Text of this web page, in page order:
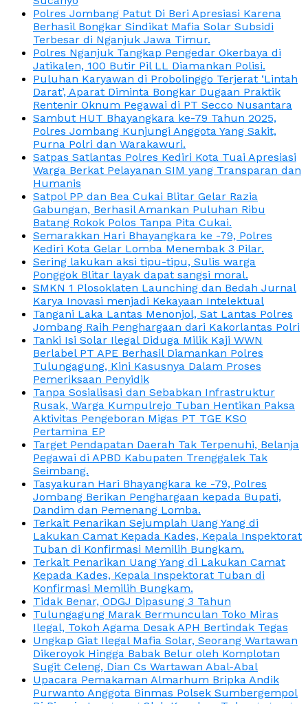
Polres Jombang Patut Di Beri Apresiasi Karena
Berhasil Bongkar Sindikat Mafia Solar Subsidi
Terbesar di Nganjuk Jawa Timur.
Polres Nganjuk Tangkap Pengedar Okerbaya di
Jatikalen, 100 Butir Pil LL Diamankan Polisi.
Puluhan Karyawan di Probolinggo Terjerat ‘Lintah
Darat’, Aparat Diminta Bongkar Dugaan Praktik
Rentenir Oknum Pegawai di PT Secco Nusantara
Sambut HUT Bhayangkara ke-79 Tahun 2025,
Polres Jombang Kunjungi Anggota Yang Sakit,
Purna Polri dan Warakawuri.
Satpas Satlantas Polres Kediri Kota Tuai Apresiasi
Warga Berkat Pelayanan SIM yang Transparan dan
Humanis
Satpol PP dan Bea Cukai Blitar Gelar Razia
Gabungan, Berhasil Amankan Puluhan Ribu
Batang Rokok Polos Tanpa Pita Cukai.
Semarakkan Hari Bhayangkara ke -79, Polres
Kediri Kota Gelar Lomba Menembak 3 Pilar.
Sering lakukan aksi tipu-tipu, Sulis warga
Ponggok Blitar layak dapat sangsi moral.
SMKN 1 Plosoklaten Launching dan Bedah Jurnal
Karya Inovasi menjadi Kekayaan Intelektual
Tangani Laka Lantas Menonjol, Sat Lantas Polres
Jombang Raih Penghargaan dari Kakorlantas Polri
Tanki Isi Solar Ilegal Diduga Milik Kaji WWN
Berlabel PT APE Berhasil Diamankan Polres
Tulungagung, Kini Kasusnya Dalam Proses
Pemeriksaan Penyidik
Tanpa Sosialisasi dan Sebabkan Infrastruktur
Rusak, Warga Kumpulrejo Tuban Hentikan Paksa
Aktivitas Pengeboran Migas PT TGE KSO
Pertamina EP
Target Pendapatan Daerah Tak Terpenuhi, Belanja
Pegawai di APBD Kabupaten Trenggalek Tak
Seimbang.
Tasyakuran Hari Bhayangkara ke -79, Polres
Jombang Berikan Penghargaan kepada Bupati,
Dandim dan Pemenang Lomba.
Terkait Penarikan Sejumplah Uang Yang di
Lakukan Camat Kepada Kades, Kepala Inspektorat
Tuban di Konfirmasi Memilih Bungkam.
Terkait Penarikan Uang Yang di Lakukan Camat
Kepada Kades, Kepala Inspektorat Tuban di
Konfirmasi Memilih Bungkam.
Tidak Benar, ODGJ Dipasung 3 Tahun
Tulungagung Marak Bermunculan Toko Miras
Ilegal, Tokoh Agama Desak APH Bertindak Tegas
Ungkap Giat Ilegal Mafia Solar, Seorang Wartawan
Dikeroyok Hingga Babak Belur oleh Komplotan
Sugit Celeng, Dian Cs Wartawan Abal-Abal
Upacara Pemakaman Almarhum Bripka Andik
Purwanto Anggota Binmas Polsek Sumbergempol